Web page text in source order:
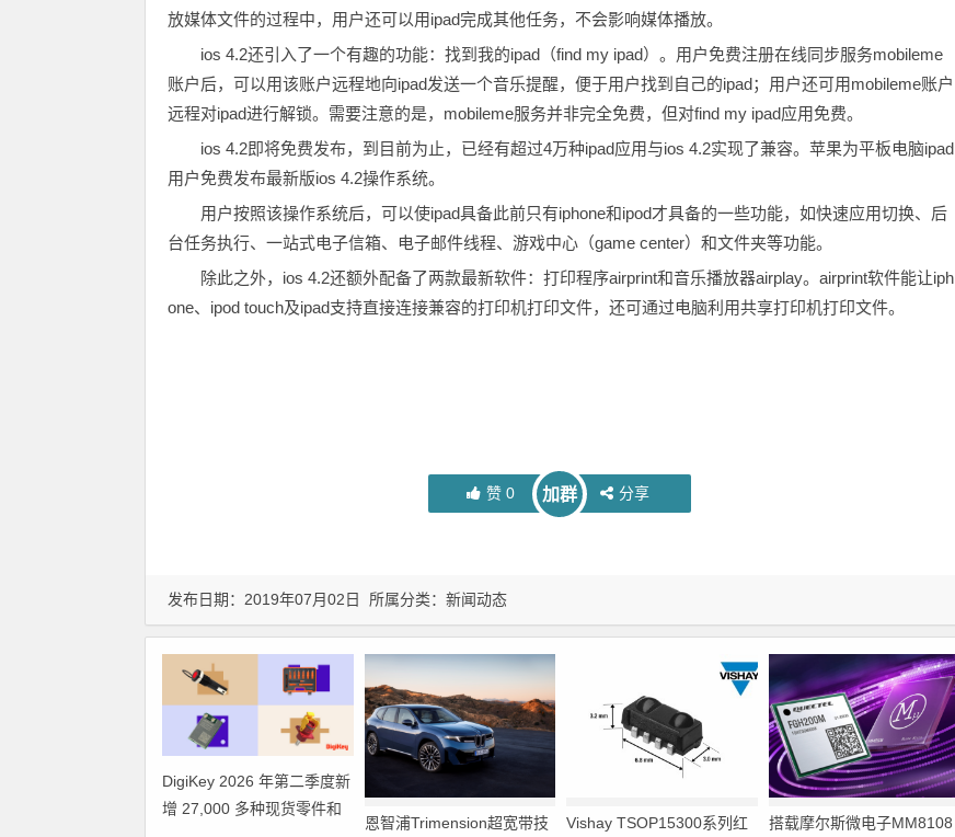
放媒体文件的过程中，用户还可以用ipad完成其他任务，不会影响媒体播放。
ios 4.2还引入了一个有趣的功能：找到我的ipad（find my ipad）。用户免费注册在线同步服务mobileme
账户后，可以用该账户远程地向ipad发送一个音乐提醒，便于用户找到自己的ipad；用户还可用mobileme账户
远程对ipad进行解锁。需要注意的是，mobileme服务并非完全免费，但对find my ipad应用免费。
ios 4.2即将免费发布，到目前为止，已经有超过4万种ipad应用与ios 4.2实现了兼容。苹果为平板电脑ipad
用户免费发布最新版ios 4.2操作系统。
用户按照该操作系统后，可以使ipad具备此前只有iphone和ipod才具备的一些功能，如快速应用切换、后
台任务执行、一站式电子信箱、电子邮件线程、游戏中心（game center）和文件夹等功能。
除此之外，ios 4.2还额外配备了两款最新软件：打印程序airprint和音乐播放器airplay。airprint软件能让iph
one、ipod touch及ipad支持直接连接兼容的打印机打印文件，还可通过电脑利用共享打印机打印文件。
赞0 加群 分享
发布日期：2019年07月02日 所属分类： 新闻动态
DigiKey 2026 年第二季度新
增 27,000 多种现货零件和
恩智浦Trimension超宽带技 Vishay TSOP15300系列红 搭载摩尔斯微电子MM8108